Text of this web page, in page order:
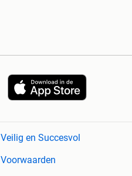
Veilig en Succesvol
Voorwaarden